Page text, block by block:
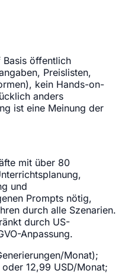
Basis öffentlich
Preislisten,
kein Hands-on-
anders
ist eine Meinung der
mit über 80
und
Prompts nötig,
durch alle Szenarien.
durch US-
Anpassung.
Monat);
12,99 USD/Monat;